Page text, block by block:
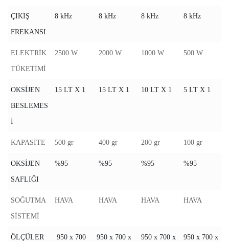
ÇIKIŞ
FREKANSI
8 kHz 8 kHz 8 kHz 8 kHz
ELEKTRİK
TÜKETİMİ
2500 W 2000 W 1000 W 500 W
OKSİJEN
BESLEMES
İ
15 LT X 1 15 LT X 1 10 LT X 1 5 LT X 1
KAPASİTE 500 gr 400 gr 200 gr 100 gr
OKSİJEN
SAFLIĞI
%95 %95 %95 %95
SOĞUTMA
SİSTEMİ
HAVA HAVA HAVA HAVA
ÖLÇÜLER 950 x 700 950 x 700 x 950 x 700 x 950 x 700 x